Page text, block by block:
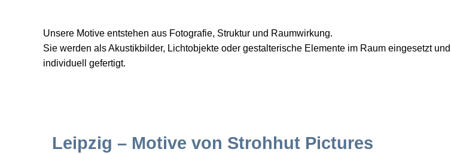
Unsere Motive entstehen aus Fotografie, Struktur und Raumwirkung.
Sie werden als Akustikbilder, Lichtobjekte oder gestalterische Elemente im Raum eingesetzt und
individuell gefertigt.
Leipzig – Motive von Strohhut Pictures